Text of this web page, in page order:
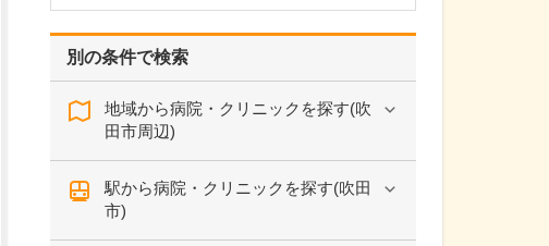
別の条件で検索
地域から病院・クリニックを探す(吹
田市周辺)
駅から病院・クリニックを探す(吹田
市)